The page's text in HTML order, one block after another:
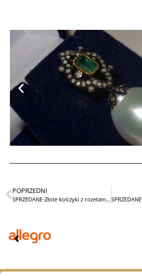
POPRZEDNI
SPRZEDANE-Złote kolczyki z rozetami diamentowymi STARE